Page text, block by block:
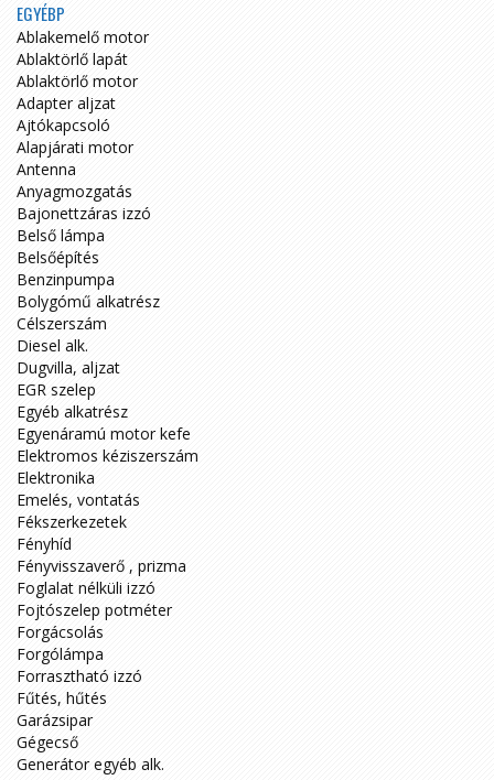
EGYÉBP
Ablakemelő motor
Ablaktörlő lapát
Ablaktörlő motor
Adapter aljzat
Ajtókapcsoló
Alapjárati motor
Antenna
Anyagmozgatás
Bajonettzáras izzó
Belső lámpa
Belsőépítés
Benzinpumpa
Bolygómű alkatrész
Célszerszám
Diesel alk.
Dugvilla, aljzat
EGR szelep
Egyéb alkatrész
Egyenáramú motor kefe
Elektromos kéziszerszám
Elektronika
Emelés, vontatás
Fékszerkezetek
Fényhíd
Fényvisszaverő , prizma
Foglalat nélküli izzó
Fojtószelep potméter
Forgácsolás
Forgólámpa
Forrasztható izzó
Fűtés, hűtés
Garázsipar
Gégecső
Generátor egyéb alk.